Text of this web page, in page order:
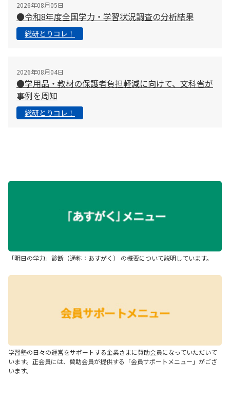
2026年08月05日
●令和8年度全国学力・学習状況調査の分析結果
総研とりコレ！
2026年08月04日
●学用品・教材の保護者負担軽減に向けて、文科省が
事例を周知
総研とりコレ！
「明日の学力」診断（通称：あすがく） の概要について説明しています。
学習塾の日々の運営をサポートする企業さまに賛助会員になっていただいて
います。正会員には、賛助会員が提供する「会員サポートメニュー」がござ
います。